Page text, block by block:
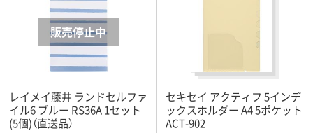
レイメイ藤井 ランドセルファ
イル6 ブルー RS36A 1セット
(5個)（直送品）
セキセイ アクティフ 5インデ
ックスホルダー A4 5ポケット
ACT-902